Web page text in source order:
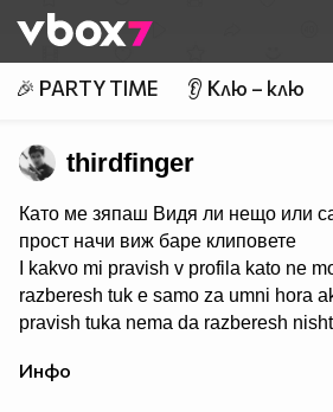
👾
🎉 PARTY TIME 👂 Клю – клю
thirdfinger
Като ме зяпаш Видя ли нещо или
прост начи виж баре клиповете
I kakvo mi pravish v profila kato ne
razberesh tuk e samo za umni hora
pravish tuka nema da razberesh
Инфо